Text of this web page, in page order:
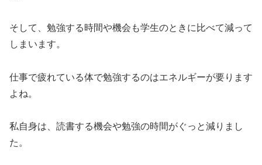
そして、勉強する時間や機会も学生のときに比べて減って
しまいます。
仕事で疲れている体で勉強するのはエネルギーが要ります
よね。
私自身は、読書する機会や勉強の時間がぐっと減りまし
た。